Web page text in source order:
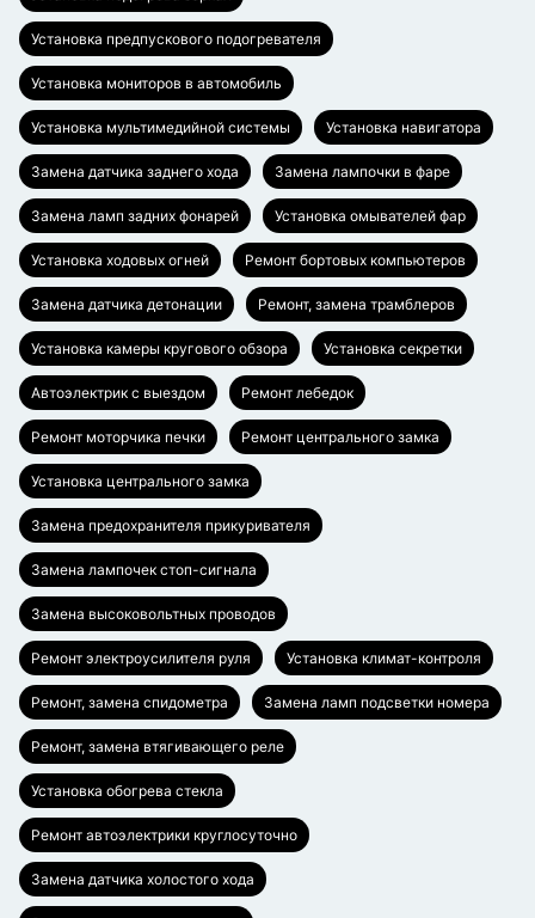
Установка предпускового подогревателя
Установка мониторов в автомобиль
Установка мультимедийной системы Установка навигатора
Замена датчика заднего хода Замена лампочки в фаре
Замена ламп задних фонарей Установка омывателей фар
Установка ходовых огней Ремонт бортовых компьютеров
Замена датчика детонации Ремонт, замена трамблеров
Установка камеры кругового обзора Установка секретки
Автоэлектрик с выездом Ремонт лебедок
Ремонт моторчика печки Ремонт центрального замка
Установка центрального замка
Замена предохранителя прикуривателя
Замена лампочек стоп-сигнала
Замена высоковольтных проводов
Ремонт электроусилителя руля Установка климат-контроля
Ремонт, замена спидометра Замена ламп подсветки номера
Ремонт, замена втягивающего реле
Установка обогрева стекла
Ремонт автоэлектрики круглосуточно
Замена датчика холостого хода